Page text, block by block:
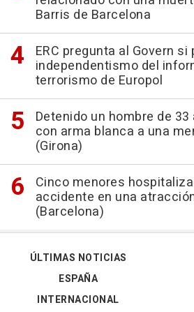
Barris de Barcelona
ERC pregunta al Govern
independentismo del
terrorismo de Europol
Detenido un hombre de
con arma blanca a una
(Girona)
Cinco menores
accidente en una
(Barcelona)
ÚLTIMAS NOTICIAS
ESPAÑA
INTERNACIONAL